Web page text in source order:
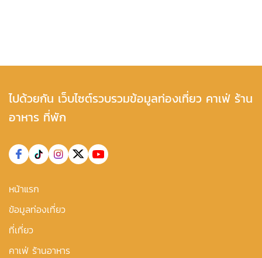
ไปด้วยกัน เว็บไซต์รวบรวมข้อมูลท่องเที่ยว คาเฟ่ ร้าน
อาหาร ที่พัก
หน้าแรก
ข้อมูลท่องเที่ยว
ที่เที่ยว
คาเฟ่ ร้านอาหาร